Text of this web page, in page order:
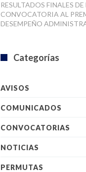
RESULTADOS FINALES DE
CONVOCATORIA AL
DESEMPEÑO
Categorías
AVISOS
COMUNICADOS
CONVOCATORIAS
NOTICIAS
PERMUTAS